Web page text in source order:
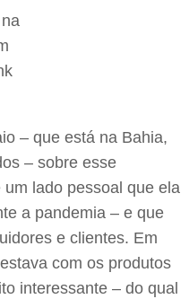
– que está na Bahia,
– sobre esse
lado pessoal que ela
a pandemia – e que
e clientes. Em
com os produtos
interessante – do qual